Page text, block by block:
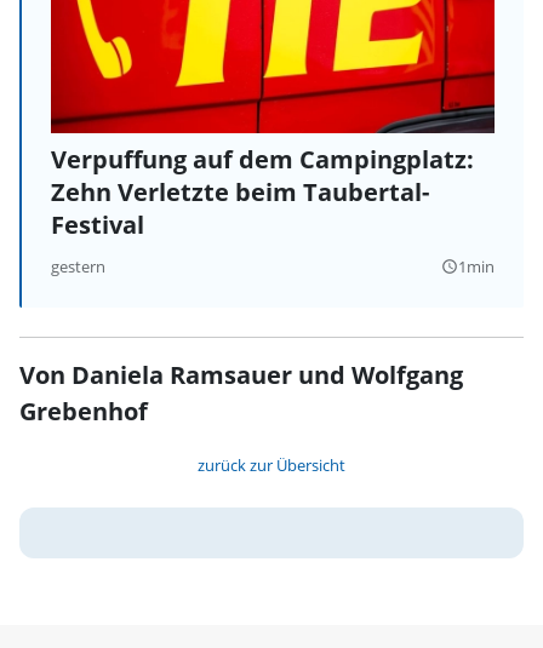
Verpuffung auf dem Campingplatz:
Zehn Verletzte beim Taubertal-
Festival
gestern query_builder1min
Von Daniela Ramsauer und Wolfgang
Grebenhof
zurück zur Übersicht